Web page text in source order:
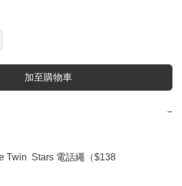
加至購物車
−
Twin  Stars 電話繩（$138